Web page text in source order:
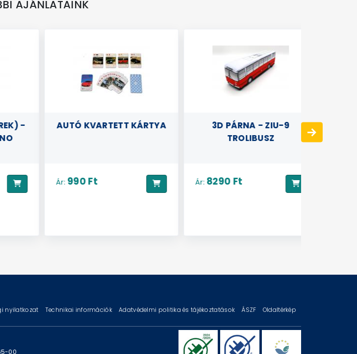
AJÁNLATAINK
-
AUTÓ KVARTETT KÁRTYA
990 Ft
3D PÁRNA - ZIU-9
TROLIBUSZ
8290 Ft
nyilatkozat Technikai információk Adatvédelmi politika és tájékoztatások ÁSZF Oldaltérkép
00